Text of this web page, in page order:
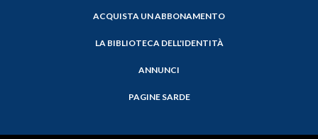
ACQUISTA UN ABBONAMENTO
LA BIBLIOTECA DELL'IDENTITÀ
ANNUNCI
PAGINE SARDE